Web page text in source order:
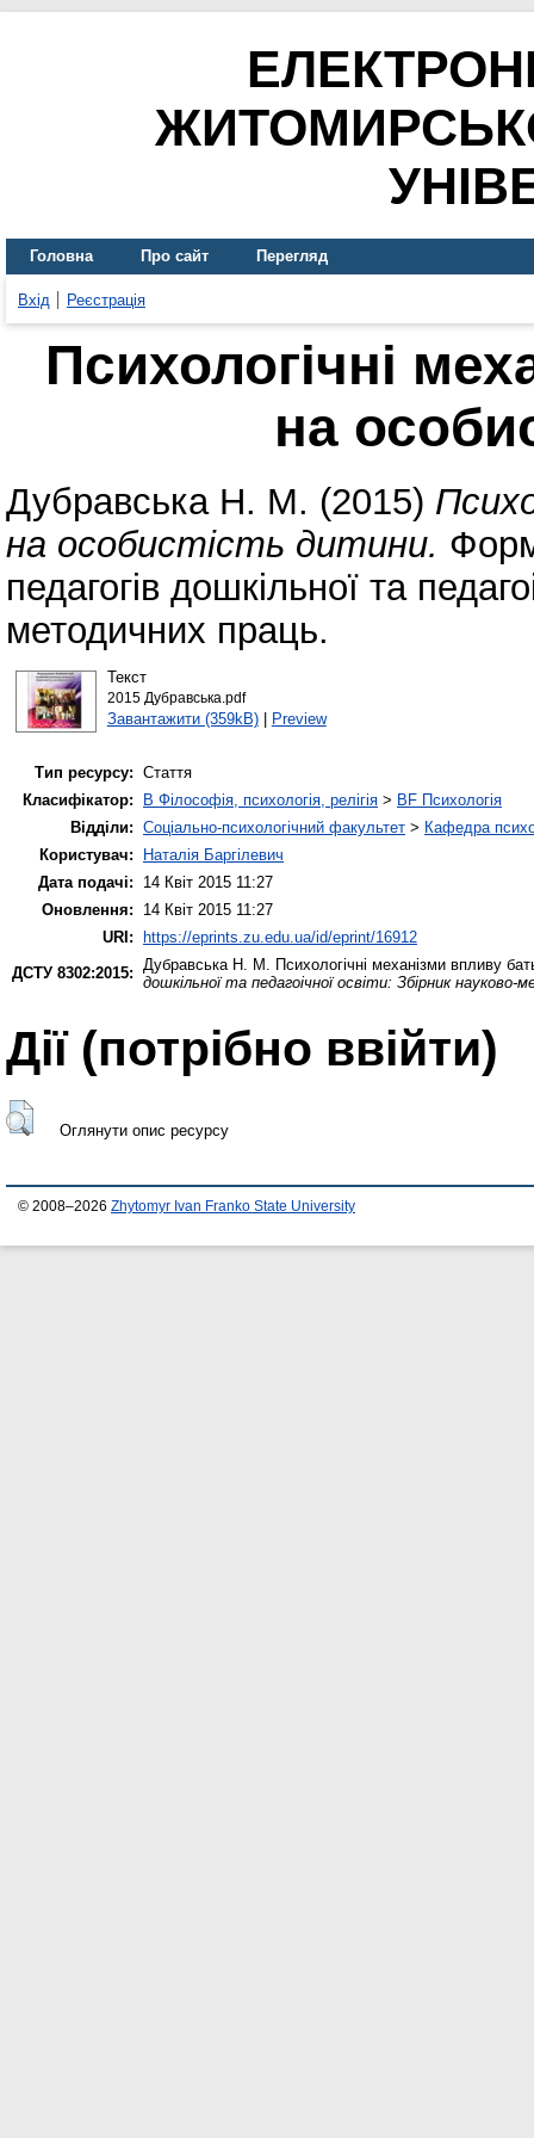
Головна Про сайт Перегляд
Вхід Реєстрація
Психологічні
на
Дубравська Н. М. (2015)
на особистість дитини.
педагогів дошкільної та
методичних праць.
Текст
2015 Дубравська.pdf
Завантажити (359kB)| Preview
Тип ресурсу: Стаття
Класифікатор:
B Філософія, психологія, релігія > BF Психологія
Відділи: Соціально-психологічний факультет > Кафедра
Користувач:
Наталія Баргілевич
Дата подачі:
14 Квіт 2015 11:27
Оновлення:
14 Квіт 2015 11:27
URI:
https://eprints.zu.edu.ua/id/eprint/16912
ДСТУ 8302:2015: Дубравська Н. М. Психологічні механізми впливу
дошкільної та педагоічної освіти: Збірник науково-
Дії ​​(потрібно ввійти)
Оглянути опис ресурсу
© 2008–2026 Zhytomyr Ivan Franko State University